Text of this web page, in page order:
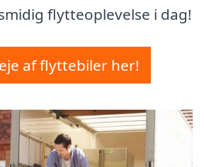
flytteoplevelse i dag!
af flyttebiler her!